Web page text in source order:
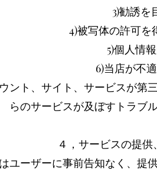
3)勧誘を
4)被写体の許可を
5)個人情
6)当店が不
ント、サイト、サービスが
らのサービスが及ぼすトラブ
４，サービスの提
ユーザーに事前告知なく、提